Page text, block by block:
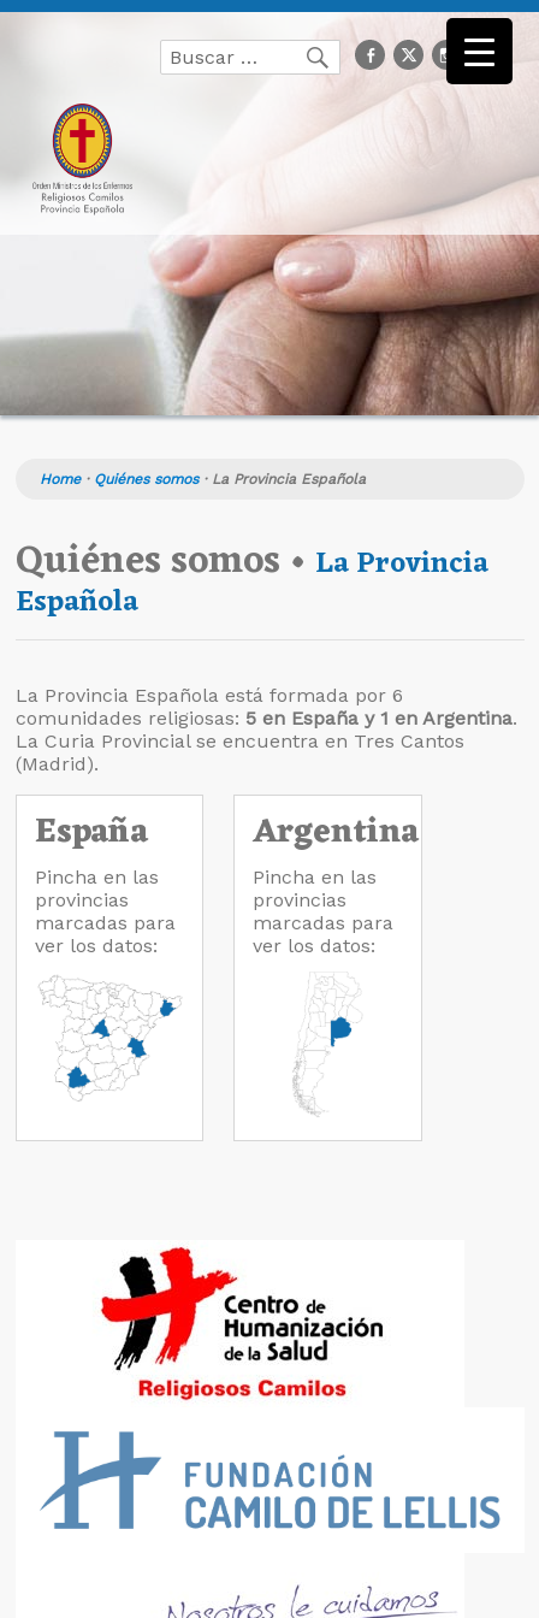
Buscar
por:
Buscarfacebook
Twitter
Home· Quiénes somos· La Provincia Española
Quiénes somos • La Provincia
Española
La Provincia Española está formada por 6
comunidades religiosas: 5 en España y 1 en Argentina.
La Curia Provincial se encuentra en Tres Cantos
(Madrid).
España
Pincha en las
provincias
marcadas para
ver los datos:
Argentina
Pincha en las
provincias
marcadas para
ver los datos: